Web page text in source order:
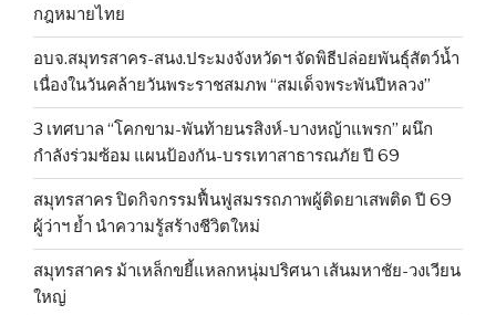
กฎหมายไทย
อบจ.สมุทรสาคร-สนง.ประมงจังหวัดฯ จัดพิธีปล่อยพันธุ์สัตว์น้ำ
เนื่องในวันคล้ายวันพระราชสมภพ “สมเด็จพระพันปีหลวง”
3 เทศบาล “โคกขาม-พันท้ายนรสิงห์-บางหญ้าแพรก” ผนึก
กำลังร่วมซ้อม แผนป้องกัน-บรรเทาสาธารณภัย ปี 69
สมุทรสาคร ปิดกิจกรรมฟื้นฟูสมรรถภาพผู้ติดยาเสพติด ปี 69
ผู้ว่าฯ ย้ำ นำความรู้สร้างชีวิตใหม่
สมุทรสาคร ม้าเหล็กขยี้แหลกหนุ่มปริศนา เส้นมหาชัย-วงเวียน
ใหญ่